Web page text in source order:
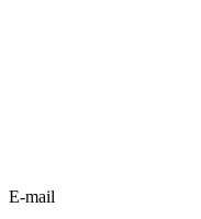
E-mail